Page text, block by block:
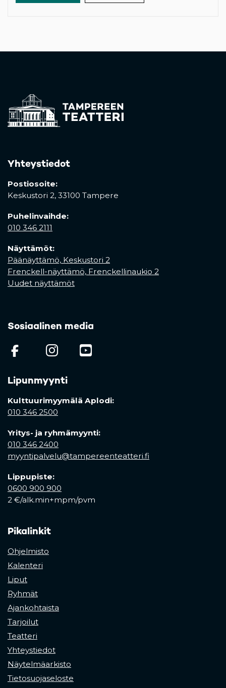
Yhteystiedot
Postiosoite:
Keskustori 2, 33100 Tampere
Puhelinvaihde:
010 346 2111
Näyttämöt:
Päänäyttämö, Keskustori 2
Frenckell-näyttämö, Frenckellinaukio 2
Uudet näyttämöt
Sosiaalinen media
(opens in a new tab)
(opens in a new tab)
Lipunmyynti
Kulttuurimyymälä Aplodi:
010 346 2500
Yritys- ja ryhmämyynti:
010 346 2400
myyntipalvelu@tampereenteatteri.fi
Lippupiste:
0600 900 900
2 €/alk.min+mpm/pvm
Pikalinkit
Ohjelmisto
Kalenteri
Liput
Ryhmät
Ajankohtaista
Tarjoilut
Teatteri
Yhteystiedot
Näytelmäarkisto
Tietosuojaseloste